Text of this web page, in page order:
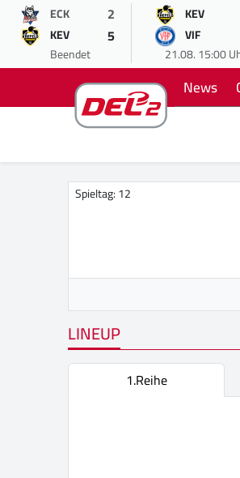
ECK 2
KEV 5
Beendet
KEV
VIF
21.08. 15:00
News
Spieltag: 12
LINEUP
1.Reihe